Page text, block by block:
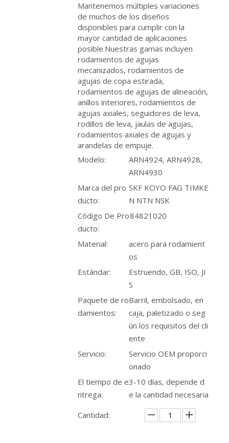
Mantenemos múltiples variaciones
de muchos de los diseños
disponibles para cumplir con la
mayor cantidad de aplicaciones
posible.Nuestras gamas incluyen
rodamientos de agujas
mecanizados, rodamientos de
agujas de copa estirada,
rodamientos de agujas de alineación,
anillos interiores, rodamientos de
agujas axiales, seguidores de leva,
rodillos de leva, jaulas de agujas,
rodamientos axiales de agujas y
arandelas de empuje.
Modelo:
ARN4924, ARN4928,
ARN4930
Marca del pro
ducto:
SKF KOYO FAG TIMKE
N NTN NSK
Código De Pro
ducto:
84821020
Material:
acero para rodamient
os
Estándar:
Estruendo, GB, ISO, JI
S
Paquete de ro
damientos:
Barril, embolsado, en
caja, paletizado o seg
ún los requisitos del cli
ente
Servicio:
Servicio OEM proporci
onado
El tiempo de e
ntrega:
3-10 días, depende d
e la cantidad necesaria
Cantidad: